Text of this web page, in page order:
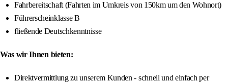
Fahrbereitschaft (Fahrten im Umkreis von 150km um den Wohnort)
Führerscheinklasse B
fließende Deutschkenntnisse
Was wir Ihnen bieten:
Direktvermittlung zu unserem Kunden - schnell und einfach per